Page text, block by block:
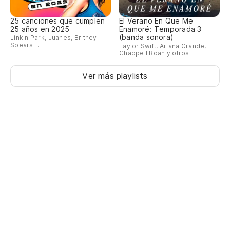
25 canciones que cumplen
25 años en 2025
Linkin Park, Juanes, Britney
Spears…
El Verano En Que Me
Enamoré: Temporada 3
(banda sonora)
Taylor Swift, Ariana Grande,
Chappell Roan y otros
Ver más playlists